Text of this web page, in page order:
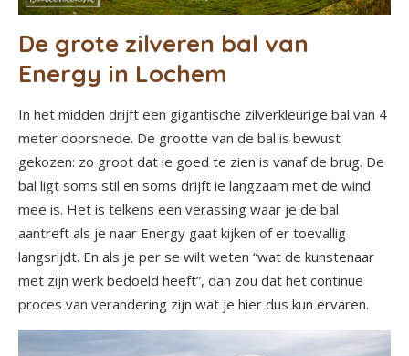
De grote zilveren bal van
Energy in Lochem
In het midden drijft een gigantische zilverkleurige bal van 4
meter doorsnede. De grootte van de bal is bewust
gekozen: zo groot dat ie goed te zien is vanaf de brug. De
bal ligt soms stil en soms drijft ie langzaam met de wind
mee is. Het is telkens een verassing waar je de bal
aantreft als je naar Energy gaat kijken of er toevallig
langsrijdt. En als je per se wilt weten “wat de kunstenaar
met zijn werk bedoeld heeft”, dan zou dat het continue
proces van verandering zijn wat je hier dus kun ervaren.